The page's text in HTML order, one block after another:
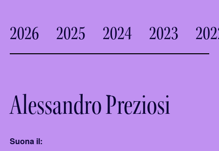
2026 2025 2024 2023
Alessandro Preziosi
Suona il: